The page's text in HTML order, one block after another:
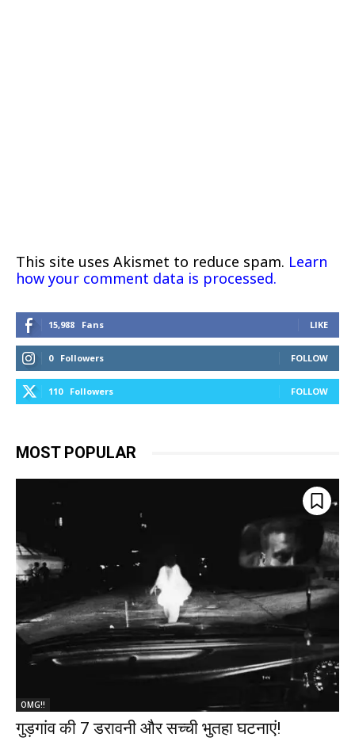
This site uses Akismet to reduce spam. Learn
how your comment data is processed.
15,988 Fans LIKE
0 Followers FOLLOW
110 Followers FOLLOW
MOST POPULAR
OMG!!
गुड़गांव की 7 डरावनी और सच्ची भुतहा घटनाएं!